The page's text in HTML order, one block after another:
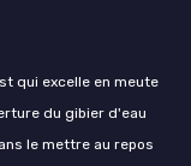
qui excelle en meute
du gibier d'eau
le mettre au repos